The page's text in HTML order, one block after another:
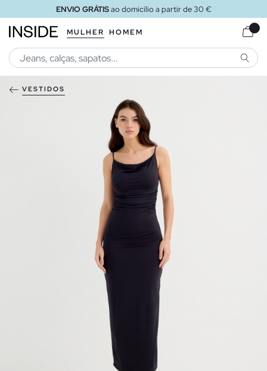
ENVIO GRÁTISao domicílio a partir de 30 €
MULHER HOMEM
VESTIDOS